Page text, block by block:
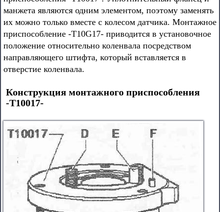
манжета являются одним элементом, поэтому заменять
их можно только вместе с колесом датчика. Монтажное
приспособление -T10G17- приводится в установочное
положение относительно коленвала посредством
направляющего штифта, который вставляется в
отверстие коленвала.
Конструкция монтажного приспособления
-Т10017-